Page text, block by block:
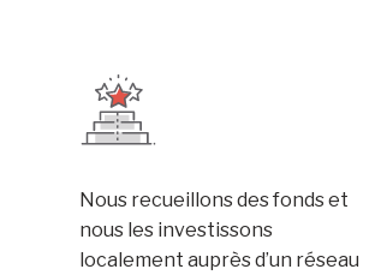
Nous recueillons des fonds et
nous les investissons
localement auprès d’un réseau